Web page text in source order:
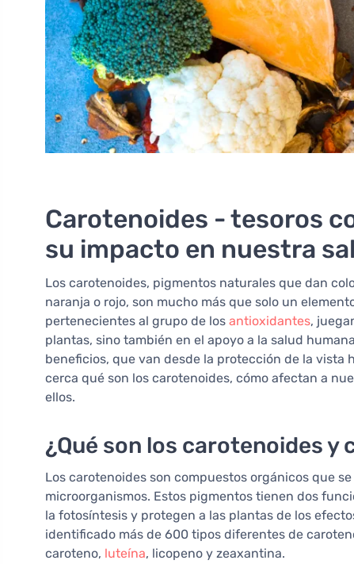
Carotenoides - tesoros
su impacto en nuestra
Los carotenoides, pigmentos naturales que dan
naranja o rojo, son mucho más que solo un
pertenecientes al grupo de los antioxidantes,
plantas, sino también en el apoyo a la salud
beneficios, que van desde la protección de la vista
cerca qué son los carotenoides, cómo afectan a
ellos.
¿Qué son los carotenoides y
Los carotenoides son compuestos orgánicos que
microorganismos. Estos pigmentos tienen dos
la fotosíntesis y protegen a las plantas de los
identificado más de 600 tipos diferentes de
caroteno, luteína, licopeno y zeaxantina.